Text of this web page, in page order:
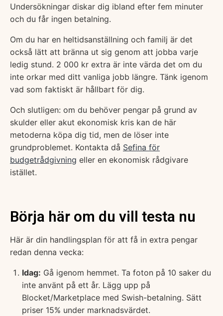
Undersökningar diskar dig ibland efter fem minuter
och du får ingen betalning.
Om du har en heltidsanställning och familj är det
också lätt att bränna ut sig genom att jobba varje
ledig stund. 2 000 kr extra är inte värda det om du
inte orkar med ditt vanliga jobb längre. Tänk igenom
vad som faktiskt är hållbart för dig.
Och slutligen: om du behöver pengar på grund av
skulder eller akut ekonomisk kris kan de här
metoderna köpa dig tid, men de löser inte
grundproblemet. Kontakta då Sefina för
budgetrådgivning eller en ekonomisk rådgivare
istället.
Börja här om du vill testa nu
Här är din handlingsplan för att få in extra pengar
redan denna vecka:
Idag: Gå igenom hemmet. Ta foton på 10 saker du
inte använt på ett år. Lägg upp på
Blocket/Marketplace med Swish-betalning. Sätt
priser 15% under marknadsvärdet.